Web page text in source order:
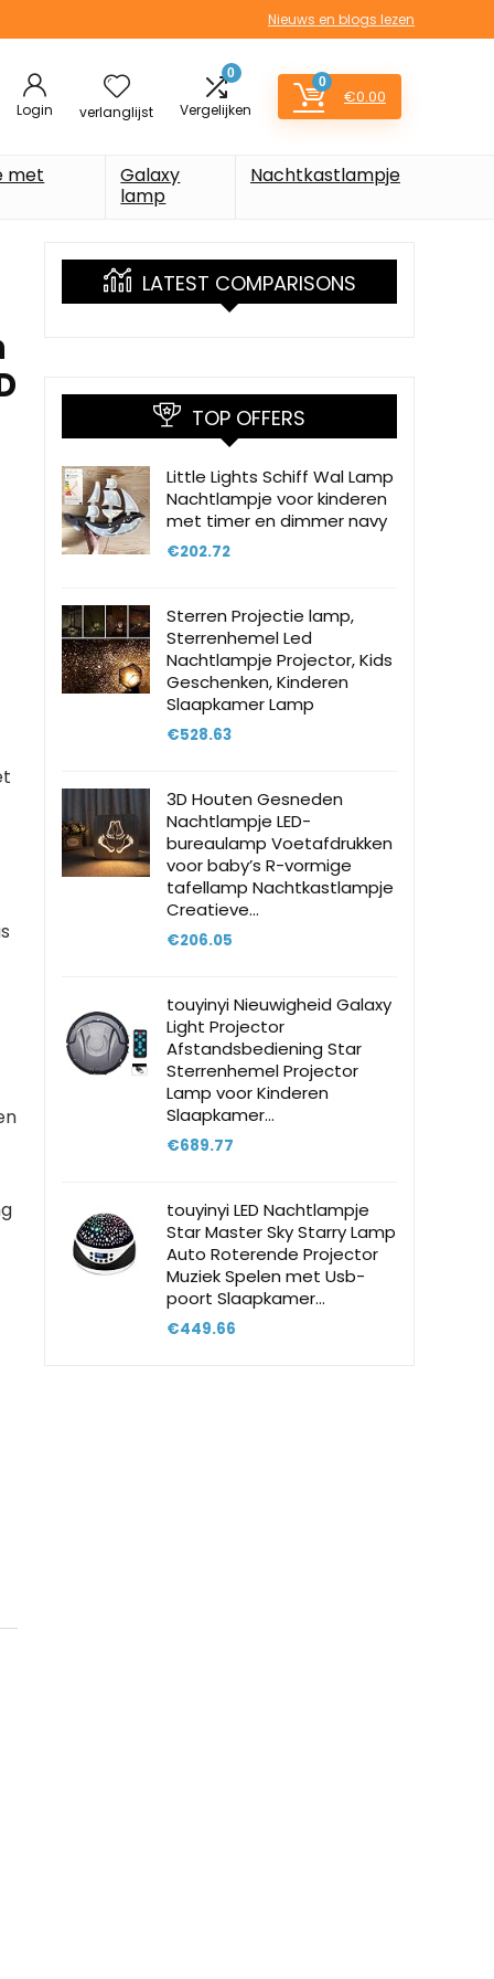
Nieuws en blogs lezen
Login verlanglijst
0
Vergelijken
0
€0.00
met
Galaxy
lamp
Nachtkastlampje
LATEST COMPARISONS
TOP OFFERS
Little Lights Schiff Wal Lamp
Nachtlampje voor kinderen
met timer en dimmer navy
€202.72
Sterren Projectie lamp,
Sterrenhemel Led
Nachtlampje Projector, Kids
Geschenken, Kinderen
Slaapkamer Lamp
€528.63
3D Houten Gesneden
Nachtlampje LED-
bureaulamp Voetafdrukken
voor baby’s R-vormige
tafellamp Nachtkastlampje
Creatieve…
€206.05
touyinyi Nieuwigheid Galaxy
Light Projector
Afstandsbediening Star
Sterrenhemel Projector
Lamp voor Kinderen
Slaapkamer…
€689.77
touyinyi LED Nachtlampje
Star Master Sky Starry Lamp
Auto Roterende Projector
Muziek Spelen met Usb-
poort Slaapkamer…
€449.66